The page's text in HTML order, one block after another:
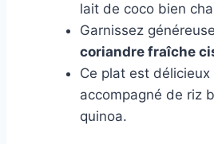
lait de coco bien
Garnissez
coriandre fraîche
Ce plat est délicieux
accompagné de riz
quinoa.